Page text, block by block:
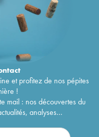
et profitez de nos pépites
!
mail : nos découvertes du
analyses...